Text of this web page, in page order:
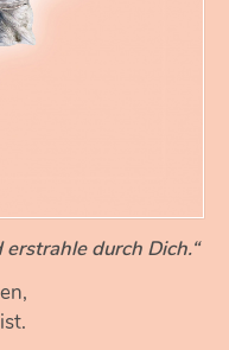
erstrahle durch Dich.“